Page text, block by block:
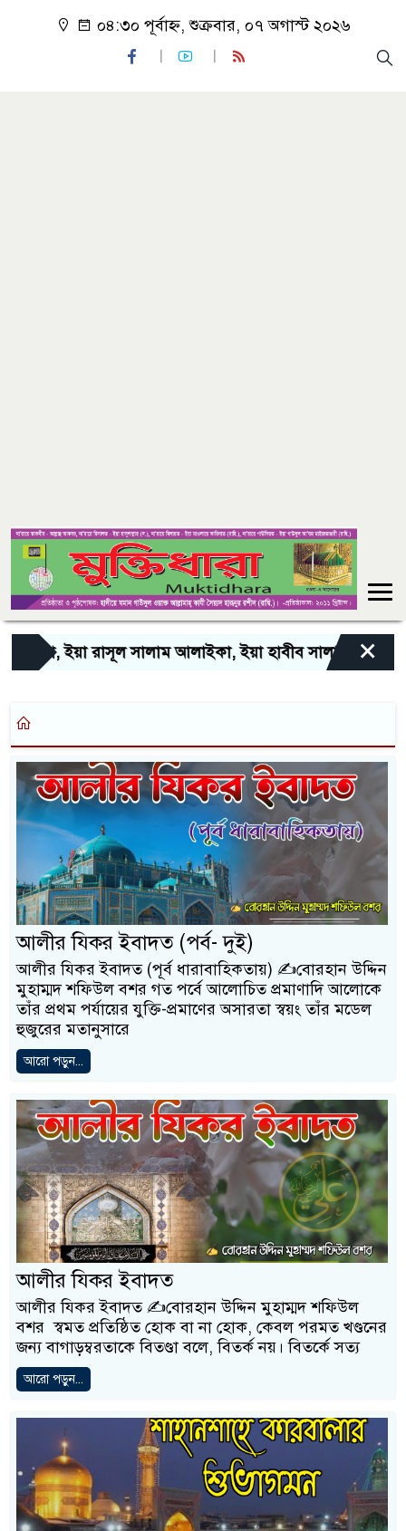
০৪:৩০ পূর্বাহ্ন, শুক্রবার, ০৭ অগাস্ট ২০২৬
ইয়া রাসূল সালাম আলাইকা, ইয়া হাবীব সালাম আলাইকা,×
আলীর যিকর ইবাদত (পর্ব- দুই)
আলীর যিকর ইবাদত (পূর্ব ধারাবাহিকতায়) ✍️বোরহান উদ্দিন
মুহাম্মদ শফিউল বশর গত পর্বে আলোচিত প্রমাণাদি আলোকে
তাঁর প্রথম পর্যায়ের যুক্তি-প্রমাণের অসারতা স্বয়ং তাঁর মডেল
হুজুরের মতানুসারে
আরো পড়ুন...
আলীর যিকর ইবাদত
আলীর যিকর ইবাদত ✍️বোরহান উদ্দিন মুহাম্মদ শফিউল
বশর স্বমত প্রতিষ্ঠিত হোক বা না হোক, কেবল পরমত খণ্ডনের
জন্য বাগাড়ম্বরতাকে বিতণ্ডা বলে, বিতর্ক নয়। বিতর্কে সত্য
আরো পড়ুন...